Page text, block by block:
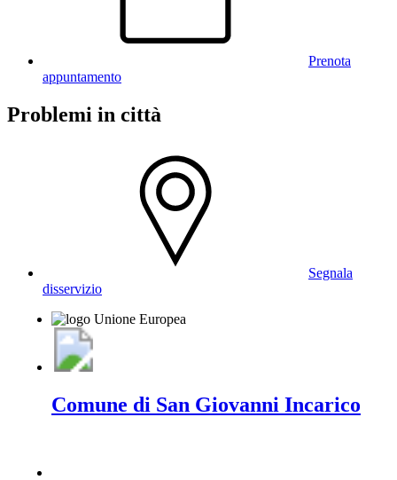
Prenota
appuntamento
Problemi in città
Segnala
disservizio
Comune di San Giovanni Incarico